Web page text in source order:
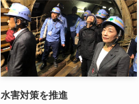
水害対策を推進